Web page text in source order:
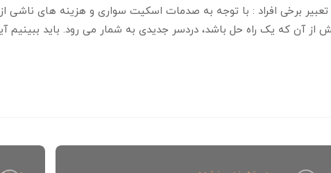
تعبیر برخی افراد : با توجه به صدمات اسکیت سواری و هزینه های ناشی
از آن که یک راه حل باشد، دردسر جدیدی به شمار می رود. باید ببینیم